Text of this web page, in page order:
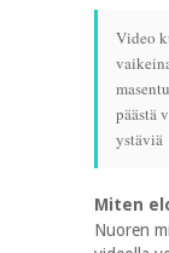
Video
päästä
ystäviä
Miten
Nuoren